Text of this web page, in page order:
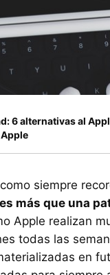
6 alternativas al
siempre
más que una
Apple realizan
todas las
en